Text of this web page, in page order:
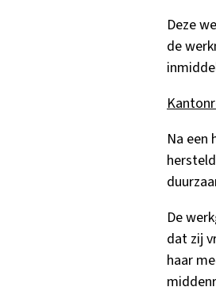
Deze
de
Na een
De
dat zij
haar